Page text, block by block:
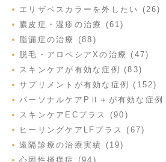
エリザベスカラーを外したい (26)
膿皮症・湿疹の治療 (61)
脂漏症の治療 (88)
脱毛・アロペシアXの治療 (47)
スキンケアが有効な症例 (83)
サプリメントが有効な症例 (152)
パーソナルケアPⅡ＋が有効な症
スキンケアECプラス (90)
ヒーリングケアLFプラス (67)
遠隔診療の治療実績 (19)
心因性掻痒症 (94)